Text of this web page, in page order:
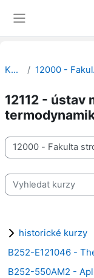
Kurzy
12112 - ústav
Kategorie kurzů
Vyhledat kurzy
historické kurzy
B252-E121046 -
B252-550AM2 -